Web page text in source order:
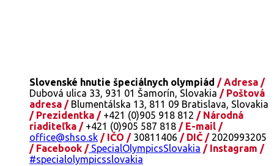
Slovenské hnutie špeciálnych olympiád / Adresa /
Dubová ulica 33, 931 01 Šamorín, Slovakia / Poštová
adresa /Blumentálska 13, 811 09 Bratislava, Slovakia
/ Prezidentka /+421 (0)905 918 812 / Národná
riaditeľka /+421 (0)905 587 818 / E-mail /
office@shso.sk / IČO /30811406 / DIČ /2020993205
/ Facebook /SpecialOlympicsSlovakia / Instagram /
#specialolympicsslovakia